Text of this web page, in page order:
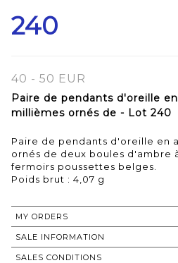
240
40 - 50 EUR
Paire de pendants d'oreille
millièmes ornés de - Lot 240
Paire de pendants d'oreille en
ornés de deux boules d'ambre
fermoirs poussettes belges.
Poids brut : 4,07 g
MY ORDERS
SALE INFORMATION
SALES CONDITIONS